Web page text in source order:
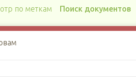
по меткам Поиск документов